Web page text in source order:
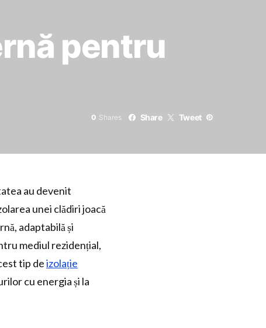
pentru
0 Shares Share Tweet
au devenit
unei clădiri joacă
adaptabilă și
mediul rezidențial,
tip deizolație
cu energia și la